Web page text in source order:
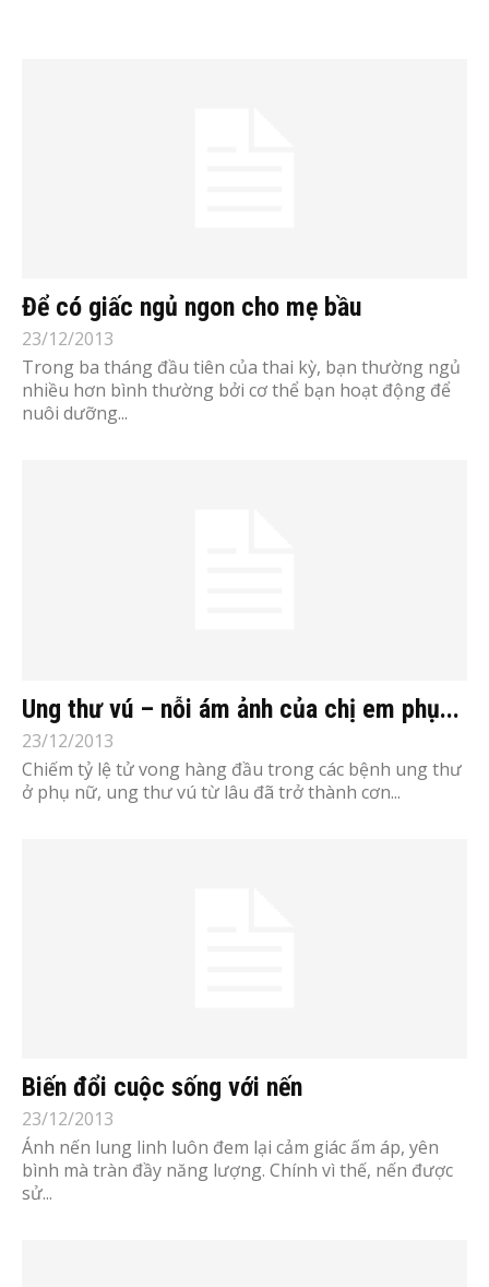
Để có giấc ngủ ngon cho mẹ bầu
23/12/2013
Trong ba tháng đầu tiên của thai kỳ, bạn thường ngủ
nhiều hơn bình thường bởi cơ thể bạn hoạt động để
nuôi dưỡng...
Ung thư vú – nỗi ám ảnh của chị em phụ...
23/12/2013
Chiếm tỷ lệ tử vong hàng đầu trong các bệnh ung thư
ở phụ nữ, ung thư vú từ lâu đã trở thành cơn...
Biến đổi cuộc sống với nến
23/12/2013
Ánh nến lung linh luôn đem lại cảm giác ấm áp, yên
bình mà tràn đầy năng lượng. Chính vì thế, nến được
sử...